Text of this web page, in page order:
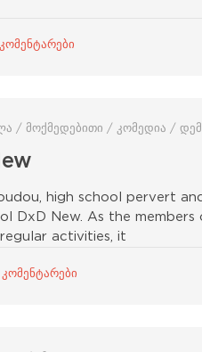
/ მოქმედებითი / კომედია /
high school pervert
DxD New. As the
activities, it
კომენტარები